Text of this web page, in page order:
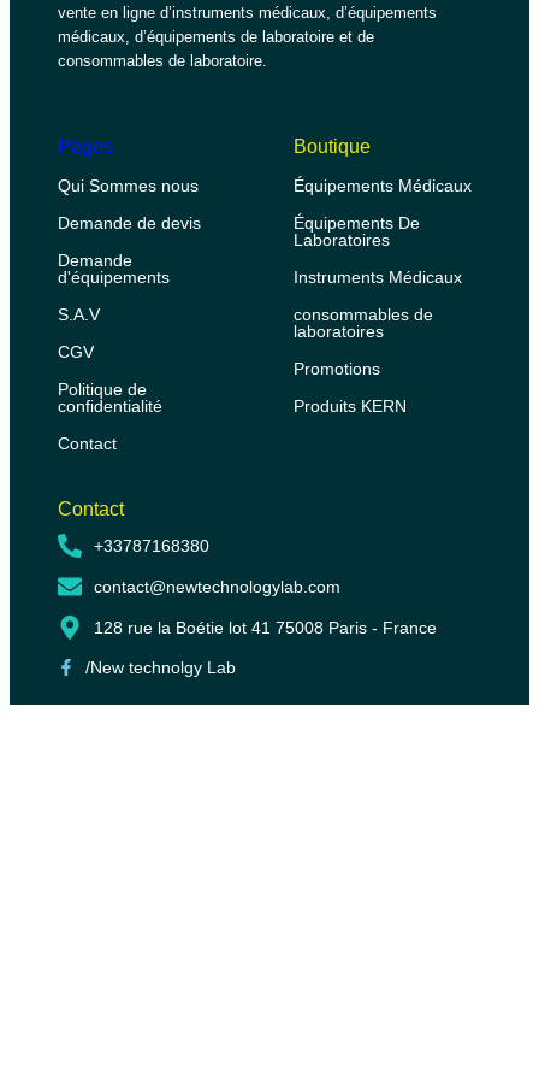
vente en ligne d’instruments médicaux, d’équipements
médicaux, d’équipements de laboratoire et de
consommables de laboratoire.
Pages
Qui Sommes nous
Demande de devis
Demande
d'équipements
S.A.V
CGV
Politique de
confidentialité
Contact
Boutique
Équipements Médicaux
Équipements De
Laboratoires
Instruments Médicaux
consommables de
laboratoires
Promotions
Produits KERN
Contact
+33787168380
contact@newtechnologylab.com
128 rue la Boétie lot 41 75008 Paris - France
/New technolgy Lab